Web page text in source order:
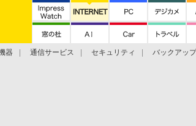
器 通信サービス セキュリティ バックアップ